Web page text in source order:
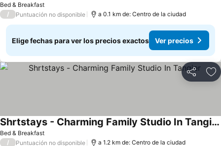
Bed & Breakfast
/ Puntuación no disponible a 0.1 km de: Centro de la ciudad
Elige fechas para ver los precios exactos Ver precios
Compartir
Bed & Breakfast
Shrtstays - Charming Family Studio In Tangier
/ Puntuación no disponible a 1.2 km de: Centro de la ciudad